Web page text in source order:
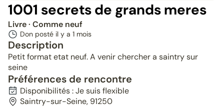
1001 secrets de grands meres
Livre· Comme neuf
Don posté il y a 1 mois
Description
Petit format etat neuf. A venir chercher a saintry sur
seine
Préférences de rencontre
Disponibilités : Je suis flexible
Saintry-sur-Seine, 91250